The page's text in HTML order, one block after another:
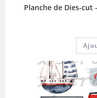
Planche de Dies-